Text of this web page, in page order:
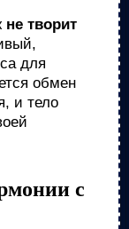
не творит
для
обмен
и тело
с